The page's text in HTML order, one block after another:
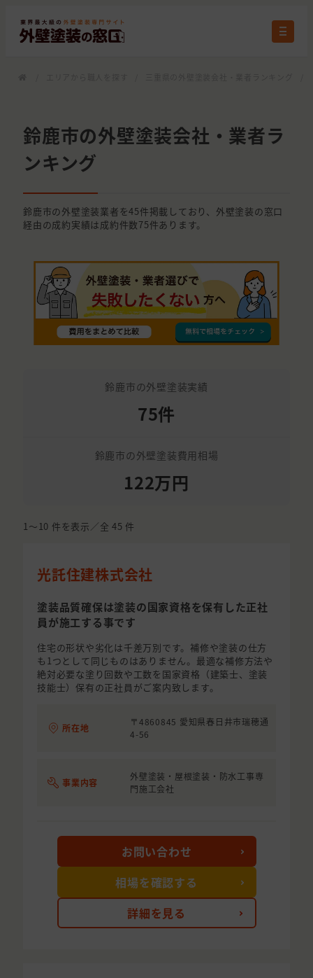
鈴鹿市の外壁塗装会社・業者ラ
ンキング
鈴鹿市の外壁塗装業者を45件掲載しており、外壁塗装の窓口
経由の成約実績は成約件数75件あります。
鈴鹿市の外壁塗装実績
75件
鈴鹿市の外壁塗装費用相場
122万円
1〜10 件を表示／全 45 件
光託住建株式会社
塗装品質確保は塗装の国家資格を保有した正社
員が施工する事です
住宅の形状や劣化は千差万別です。補修や塗装の仕方
も1つとして同じものはありません。最適な補修方法や
絶対必要な塗り回数や工数を国家資格（建築士、塗装
技能士）保有の正社員がご案内致します。
所在地
〒4860845 愛知県春日井市瑞穂通
4-56
事業内容
外壁塗装・屋根塗装・防水工事専
門施工会社
詳細を見る
お問い合わせ
相場を確認する